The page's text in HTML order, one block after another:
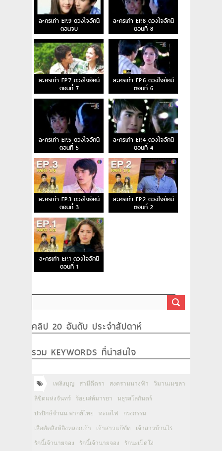
ละครเก่า EP.9 ดวงใจอัคนี
ตอนจบ
ละครเก่า EP.8 ดวงใจอัคนี
ตอนที่ 8
ละครเก่า EP.7 ดวงใจอัคนี
ตอนที่ 7
ละครเก่า EP.6 ดวงใจอัคนี
ตอนที่ 6
ละครเก่า EP.5 ดวงใจอัคนี
ตอนที่ 5
ละครเก่า EP.4 ดวงใจอัคนี
ตอนที่ 4
ละครเก่า EP.3 ดวงใจอัคนี
ตอนที่ 3
ละครเก่า EP.2 ดวงใจอัคนี
ตอนที่ 2
ละครเก่า EP.1 ดวงใจอัคนี
ตอนที่ 1
คลิป 20 อันดับ ประจำสัปดาห์
รวม KEYWORDS ที่น่าสนใจ
เพลิงบุญ สามีตีตรา สงครามนางฟ้า วิมานเมขลา
ลิขิตแห่งจันทร์ ร้อยเล่ห์มารยา มธุรสโลกันตร์
ปรปักษ์จำนน พากย์ไทย ทะเลไฟ กรงกรรม
เสือตัดสิงห์ลิงหลอกเจ้า เจ้าสาวแก้ขัด เจ้าสาวบ้านไร่
รักนี้เจ้านายจอง รักนี้เจ้านายจอง รักนะเป็ดโง่